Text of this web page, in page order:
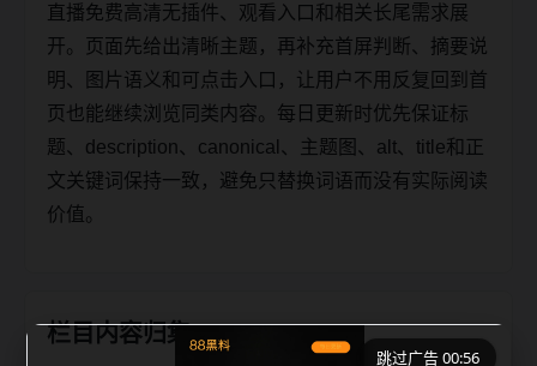
直播免费高清无插件、观看入口和相关长尾需求展
开。页面先给出清晰主题，再补充首屏判断、摘要说
明、图片语义和可点击入口，让用户不用反复回到首
页也能继续浏览同类内容。每日更新时优先保证标
题、description、canonical、主题图、alt、title和正
文关键词保持一致，避免只替换词语而没有实际阅读
价值。
栏目内容归集
跳过广告 00:56